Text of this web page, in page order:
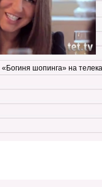
шопинга» на